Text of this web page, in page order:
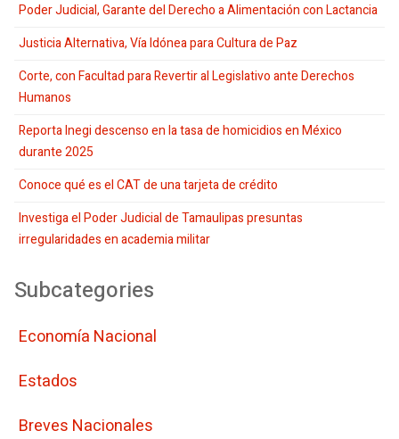
Poder Judicial, Garante del Derecho a Alimentación con Lactancia
Justicia Alternativa, Vía Idónea para Cultura de Paz
Corte, con Facultad para Revertir al Legislativo ante Derechos
Humanos
Reporta Inegi descenso en la tasa de homicidios en México
durante 2025
Conoce qué es el CAT de una tarjeta de crédito
Investiga el Poder Judicial de Tamaulipas presuntas
irregularidades en academia militar
Subcategories
Economí­a Nacional
Estados
Breves Nacionales